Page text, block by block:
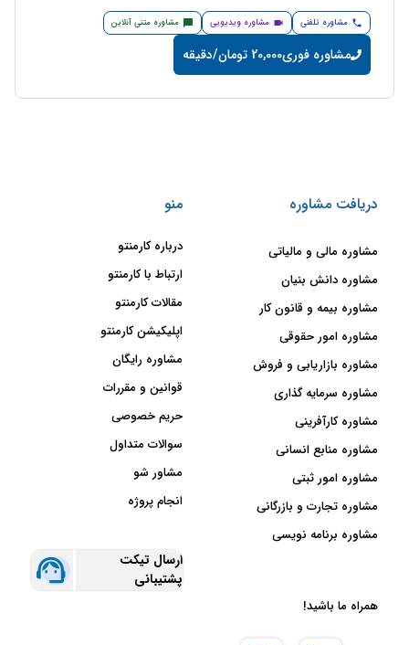
مشاوره تلفنی مشاوره ویدیویی مشاوره متنی آنلاین
مشاوره فوری20,000 تومان/دقیقه
دریافت مشاوره
مشاوره مالی و مالیاتی
مشاوره دانش بنیان
مشاوره بیمه و قانون کار
مشاوره امور حقوقی
مشاوره بازاریابی و فروش
مشاوره سرمایه گذاری
مشاوره کارآفرینی
مشاوره منابع انسانی
مشاوره امور ثبتی
مشاوره تجارت و بازرگانی
مشاوره برنامه نویسی
منو
درباره کارمنتو
ارتباط با کارمنتو
مقالات کارمنتو
اپلیکیشن کارمنتو
مشاوره رایگان
قوانین و مقررات
حریم خصوصی
سوالات متداول
مشاور شو
انجام پروژه
ارسال تیکت
پشتیبانی
همراه ما باشید!